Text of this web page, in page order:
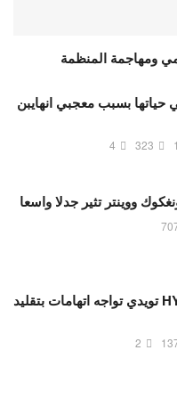
ومهاجمة المنظمة
حياتها بسبب معجبي انهايبن
1
323
4
ووينتر تثير جدلا واسعا
فرقة فتيات HYBE تويدي تواجه اتهامات بتقليد
2